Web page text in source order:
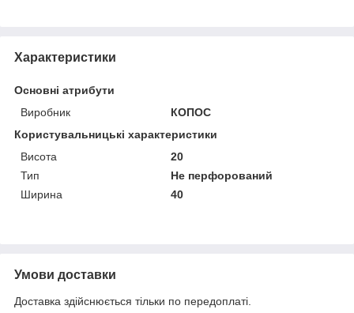
Характеристики
Основні атрибути
Виробник
КОПОС
Користувальницькі характеристики
Висота
20
Тип
Не перфорований
Ширина
40
Умови доставки
Доставка здійснюється тільки по передоплаті.